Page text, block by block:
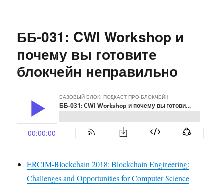
консенсус:
Avalanche
ББ-031: CWI Workshop и
почему вы готовите
блокчейн неправильно
ERCIM-Blockchain 2018: Blockchain Engineering:
Challenges and Opportunities for Computer Science